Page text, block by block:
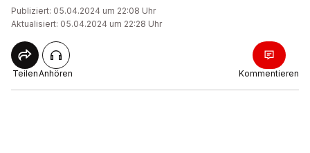
Publiziert: 05.04.2024 um 22:08 Uhr
Aktualisiert: 05.04.2024 um 22:28 Uhr
TeilenAnhören Kommentieren